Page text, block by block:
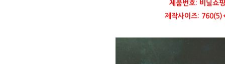
제품번호: 비닐쇼
제작사이즈: